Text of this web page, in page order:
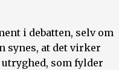
i debatten, selv om
synes, at det virker
som fylder